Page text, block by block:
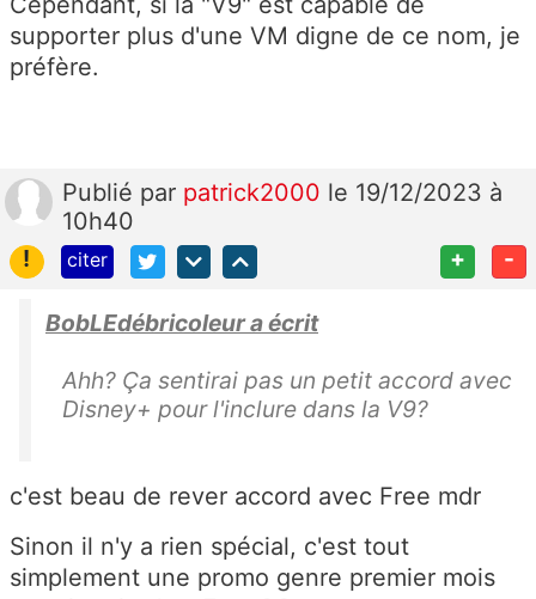
supporter plus d'une VM digne de ce nom, je
préfère.
Publié par patrick2000 le 19/12/2023 à
10h40
!
citer + -
BobLEdébricoleur a écrit
Ahh? Ça sentirai pas un petit accord avec
Disney+ pour l'inclure dans la V9?
c'est beau de rever accord avec Free mdr
Sinon il n'y a rien spécial, c'est tout
simplement une promo genre premier mois